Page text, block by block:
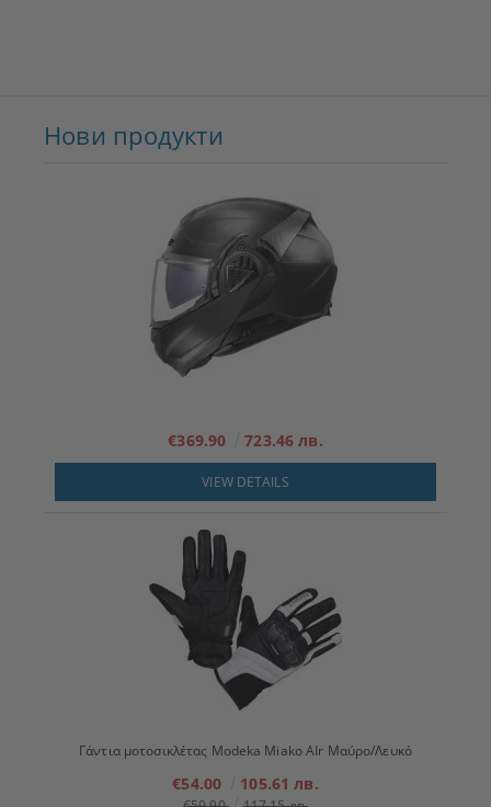
Нови продукти
€369.90 723.46 лв.
VIEW DETAILS
Γάντια μοτοσικλέτας Modeka Miako AIr Μαύρο/Λευκό
€54.00 105.61 лв.